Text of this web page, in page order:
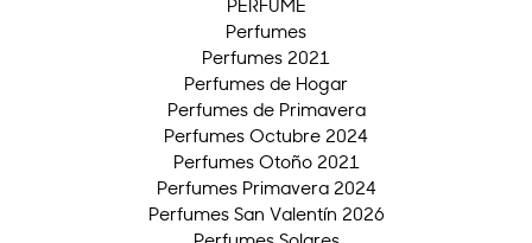
Perfumes
Perfumes 2021
Perfumes de Hogar
Perfumes de Primavera
Perfumes Octubre 2024
Perfumes Otoño 2021
Perfumes Primavera 2024
Perfumes San Valentín 2026